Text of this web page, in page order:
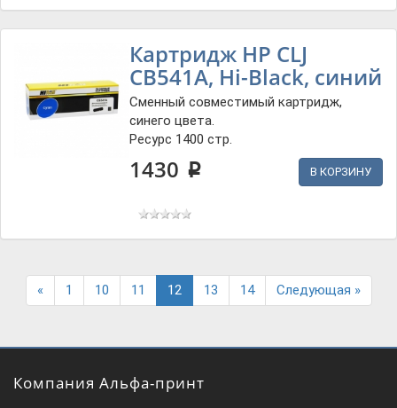
Картридж HP СLJ
CB541A, Hi-Black, синий
Сменный совместимый картридж,
синего цвета.
Ресурс 1400 стр.
1430 p В КОРЗИНУ
«Previous
1 10 11 12 13 14 Следующая »Next
Компания Альфа-принт